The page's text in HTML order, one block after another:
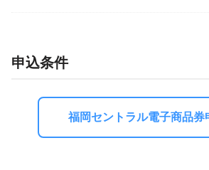
申込条件
福岡セントラル電子商品券